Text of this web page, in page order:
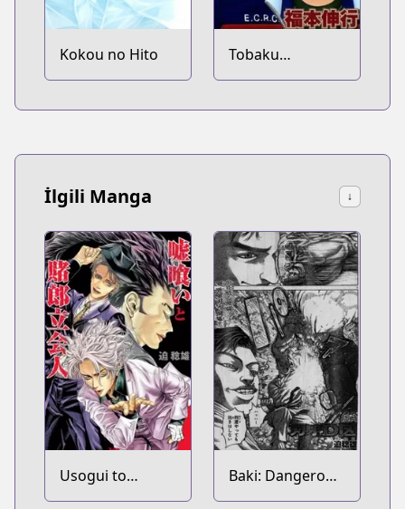
Kokou no Hito
Tobaku
Haouden Zero
İlgili Manga ↓
Usogui to
Kakerou
Baki: Dangerous
Zone